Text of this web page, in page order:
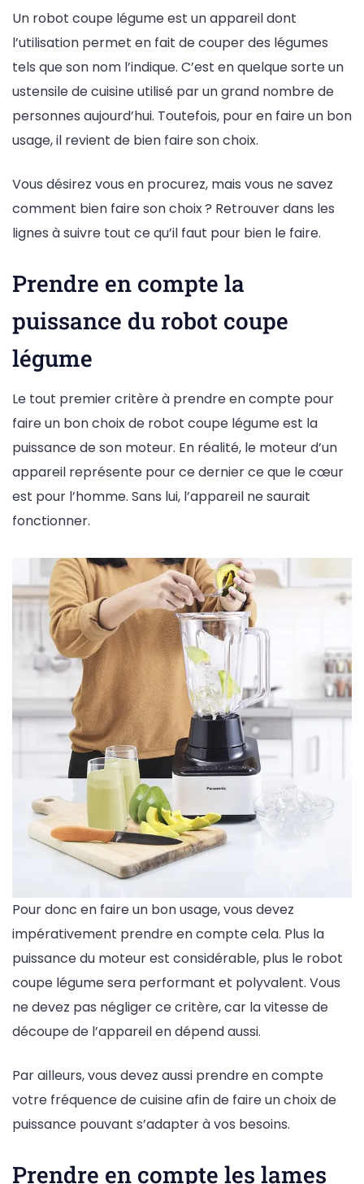
Un robot coupe légume est un appareil dont
l’utilisation permet en fait de couper des légumes
tels que son nom l’indique. C’est en quelque sorte un
ustensile de cuisine utilisé par un grand nombre de
personnes aujourd’hui. Toutefois, pour en faire un bon
usage, il revient de bien faire son choix.
Vous désirez vous en procurez, mais vous ne savez
comment bien faire son choix ? Retrouver dans les
lignes à suivre tout ce qu’il faut pour bien le faire.
Prendre en compte la
puissance du robot coupe
légume
Le tout premier critère à prendre en compte pour
faire un bon choix de robot coupe légume est la
puissance de son moteur. En réalité, le moteur d’un
appareil représente pour ce dernier ce que le cœur
est pour l’homme. Sans lui, l’appareil ne saurait
fonctionner.
Pour donc en faire un bon usage, vous devez
impérativement prendre en compte cela. Plus la
puissance du moteur est considérable, plus le robot
coupe légume sera performant et polyvalent. Vous
ne devez pas négliger ce critère, car la vitesse de
découpe de l’appareil en dépend aussi.
Par ailleurs, vous devez aussi prendre en compte
votre fréquence de cuisine afin de faire un choix de
puissance pouvant s’adapter à vos besoins.
Prendre en compte les lames